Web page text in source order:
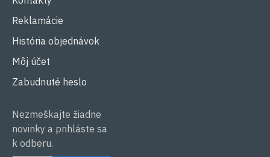
Reklamácie
História objednávok
Môj účet
Zabudnuté heslo
Nezmeškajte žiadne
novinky a prihláste sa
k odberu.